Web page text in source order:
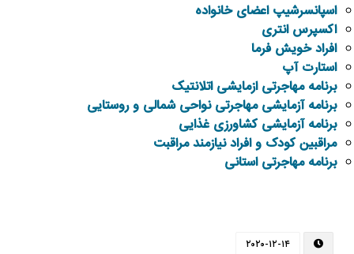
اسپانسرشیپ اعضای خانواده
اکسپرس انتری
افراد خویش فرما
استارت آپ
برنامه مهاجرتی ازمایشی اتلانتیک
برنامه آزمایشی مهاجرتی نواحی شمالی و روستایی
برنامه آزمایشی کشاورزی غذایی
مراقبین کودک و افراد نیازمند مراقبت
برنامه مهاجرتی استانی
۲۰۲۰-۱۲-۱۴